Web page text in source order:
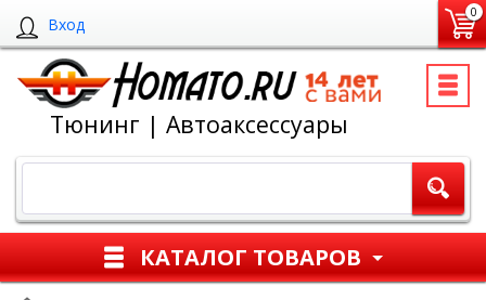
Вход
0
Тюнинг | Автоаксессуары
КАТАЛОГ ТОВАРОВ